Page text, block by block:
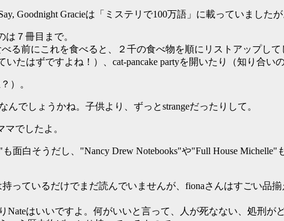
Goodnight Gracieは「ミステリで100万語」に載っていましたが
は７冊目まで。
る前にこれを食べると、２千の食べ物を順にリストアップし
たはずですよね！）、cat-pancake partyを開いたり（知り合
）。
んでしょうかね。子供より、ずっとstrangeだったりして。
でしたよ。
面白そうだし、"Nancy Drew Notebooks"や"Full House
っているだけでまだ読んでいませんが、fionaさんはすごい品
はいいですよ。何がいいと言って、人が死なない、処刑が